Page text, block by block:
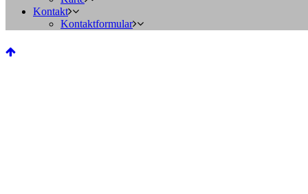
Kontakt
Kontaktformular